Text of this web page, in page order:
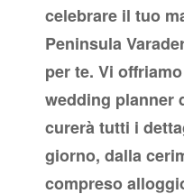
celebrare il tuo
Peninsula
per te. Vi
wedding planner
curerà tutti i
giorno, dalla
compreso